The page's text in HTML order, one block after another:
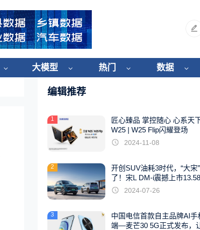
大模型 热门 数据
编辑推荐
1
匠心臻品 掌控随心 心系天
W25 | W25 Flip闪耀登场
2024-11-08
2
开创SUV油耗3时代，“大宋
了！宋L DM-i震撼上市
起
2024-07-26
3
中国电信首款自主品牌AI手
端—麦芒30 5G正式发布，